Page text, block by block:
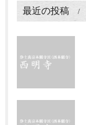
最近の投稿